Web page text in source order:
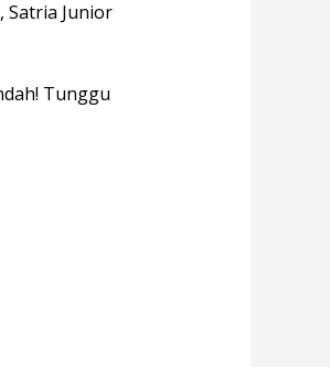
Satria Junior
Tunggu